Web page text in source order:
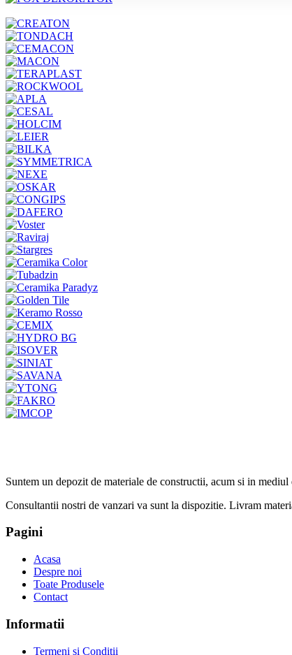
Suntem un depozit de materiale de constructii, acum si in mediul
Consultantii nostri de vanzari va sunt la dispozitie. Livram
Pagini
Acasa
Despre noi
Toate Produsele
Contact
Informatii
Termeni si Conditii